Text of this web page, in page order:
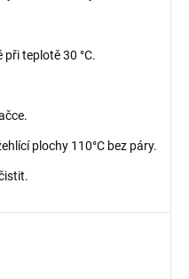
teplotě 30 °C.
plochy 110°C bez páry.